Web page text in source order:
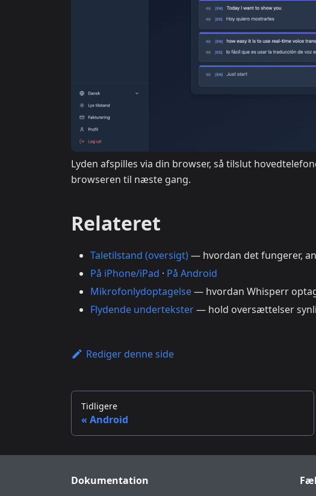
Lyden afspilles via din browser, så tilslut
browseren til næste gang.
Relateret
Taletilstand (oversigt)— hvordan det fungerer,
På iPhone/iPad · På Android
Mikrofonlydoptagelse— hvordan Whisperr
Flydende undertekster— hold oversættelser
Rediger denne side
Tidligere
Android
Dokumentation